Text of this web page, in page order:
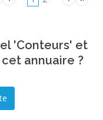
'Conteurs' et
annuaire ?